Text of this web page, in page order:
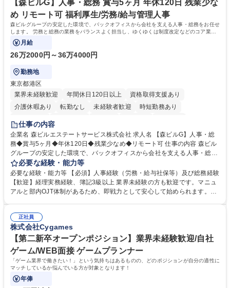
との両立も応援します。 学歴・資格 学歴：大学院 大学 語学力： 資格：
【森ビルG】人事・総務 賞与5ヶ月 年休120日 残業少な
め リモート可 福利厚生/労務/給与管理人事
森ビルグループの安定した環境で、バックオフィスから会社を支える人事・総務をお任せ
します。 労務と総務の業務をバランスよく担当し、ゆくゆくは制度改定などのコア業務
にも挑戦できる、やりがいある環境です。
月給
26万2000円～36万4000円
勤務地
東京都港区
業界未経験歓迎
年間休日120日以上
資格取得支援あり
介護休暇あり
転勤なし 未経験者歓迎
時短勤務あり
経験者歓迎
完全週休2日制
交通費支給 長期歓迎 駅近5分以内 土日祝休み
仕事の内容
企業名 森ビルエステートサービス株式会社 求人名 【森ビルG】人事・総
務◆賞与5ヶ月◆年休120日◆残業少なめ◆リモート可 仕事の内容 森ビル
グループの安定した環境で、バックオフィスから会社を支える人事・総務
をお任せします。 労務と総務の業務をバランスよく担当し、ゆくゆくは制
度改定などのコア業務にも挑戦できる、やりがいある環境です。 ■勤怠管
理、給与計算、社会保険手続き、年末調整等の労務管理全般 ■入退社手続
き、社内規定の改定や人事制度改定などのコア業務 ■社内イベントの企画
でも質問・相談できる環境が整っているため、安心して成長できます。 募
集職種 【森ビルG】人事・総務◆賞与5ヶ月◆年休120日◆残業少なめ◆
リモート可
必要な経験・能力等
必要な経験・能力等 【必須】人事経験（労務・給与社保等）及び総務経験
【歓迎】経理実務経験、簿記3級以上 業界未経験の方も歓迎です。マニュ
アルと部内OJT体制があるため、即戦力として安心して始められます。
務に挑戦できるため、自身の成長と組織への貢献度をダイレクトに実感で
きます。 残業少なめ、週1日リモート可など、ワークライフバランスを保
ち長期活躍できる環境です。 「これまでの幅広い経験を活かし、長期的な
キャリアを築きたい」という前向きな意欲と挑戦を全力で応援します。 学
歴・資格 学歴：大学院 大学 高専 短大 専修学校 高校 語学力： 資格：日商
簿記検定1級 日商簿記検定2級 日商簿記検定3級
正社員
株式会社Cygames
【第二新卒オープンポジション】業界未経験歓迎/自社
ゲーム/WEB面接 ゲームプランナー
「ゲーム業界で働きたい！」という気持ちはあるものの、どのポジションが自分の適性に
マッチしているか悩んでいる方が対象となります！
年俸